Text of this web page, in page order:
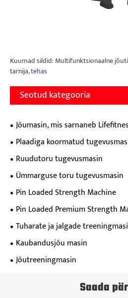
Kuumad sildid: Multifunktsionaalne
tarnija, tehas
Seotud kategooria
Jõumasin, mis sarnaneb
Plaadiga koormatud
Ruudutoru tugevusmasin
Ümmarguse toru tugevusmasin
Pin Loaded Strength Machine
Pin Loaded Premium Strength
Tuharate ja jalgade
Kaubandusjõu masin
Jõutreeningmasin
Saada